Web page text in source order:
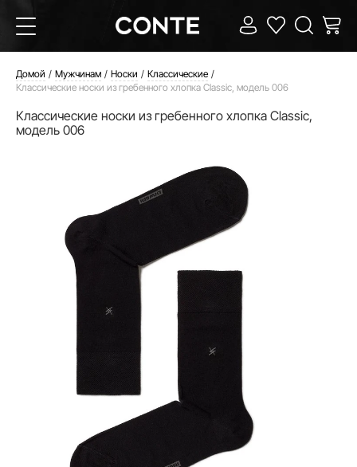
Домой Мужчинам Носки
Классические
Классические носки из гребенного хлопка Classic, модель 006
Классические носки из гребенного хлопка Classic,
модель 006